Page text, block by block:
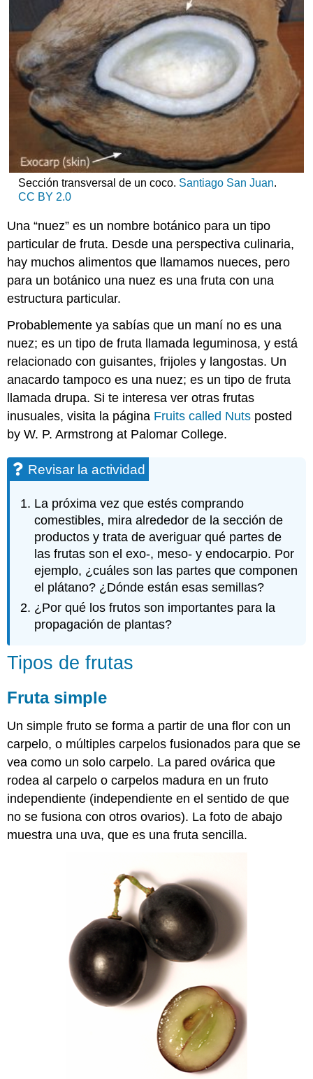
Sección transversal de un coco. Santiago San Juan.
CC BY 2.0
Una “nuez” es un nombre botánico para un tipo
particular de fruta. Desde una perspectiva culinaria,
hay muchos alimentos que llamamos nueces, pero
para un botánico una nuez es una fruta con una
estructura particular.
Probablemente ya sabías que un maní no es una
nuez; es un tipo de fruta llamada leguminosa, y está
relacionado con guisantes, frijoles y langostas. Un
anacardo tampoco es una nuez; es un tipo de fruta
llamada drupa. Si te interesa ver otras frutas
inusuales, visita la página Fruits called Nuts posted
by W. P. Armstrong at Palomar College.
Revisar la actividad
La próxima vez que estés comprando
comestibles, mira alrededor de la sección de
productos y trata de averiguar qué partes de
las frutas son el exo-, meso- y endocarpio. Por
ejemplo, ¿cuáles son las partes que componen
el plátano? ¿Dónde están esas semillas?
¿Por qué los frutos son importantes para la
propagación de plantas?
Tipos de frutas
Fruta simple
Un simple fruto se forma a partir de una flor con un
carpelo, o múltiples carpelos fusionados para que se
vea como un solo carpelo. La pared ovárica que
rodea al carpelo o carpelos madura en un fruto
independiente (independiente en el sentido de que
no se fusiona con otros ovarios). La foto de abajo
muestra una uva, que es unafruta sencilla.